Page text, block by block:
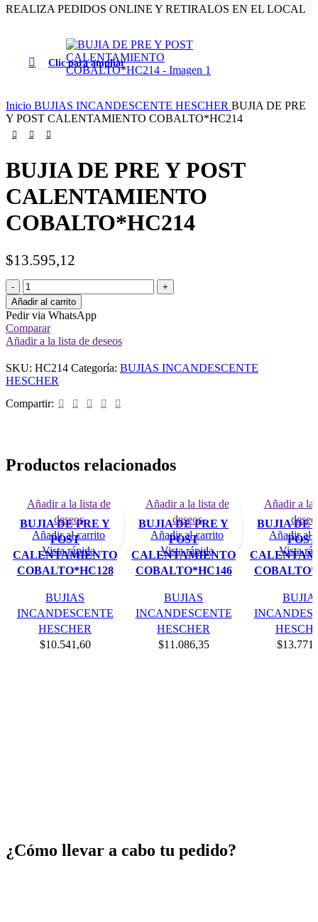
REALIZA PEDIDOS ONLINE Y RETIRALOS EN EL LOCAL
Clic para ampliar
Inicio BUJIAS INCANDESCENTE HESCHER BUJIA DE PRE
Y POST CALENTAMIENTO COBALTO*HC214
BUJIA DE PRE Y POST
CALENTAMIENTO
COBALTO*HC214
$13.595,12
Añadir al carrito
Pedir via WhatsApp
Comparar
Añadir a la lista de deseos
SKU: HC214 Categoría: BUJIAS INCANDESCENTE
HESCHER
Compartir:
Productos relacionados
BUJIA DE PRE Y
POST
CALENTAMIENTO
COBALTO*HC128
BUJIAS
INCANDESCENTE
HESCHER
$10.541,60
Añadir a la lista de
deseos
Añadir al carrito
Vista rápida
BUJIA DE PRE Y
POST
CALENTAMIENTO
COBALTO*HC146
BUJIAS
INCANDESCENTE
HESCHER
$11.086,35
Añadir a la lista de
deseos
Añadir al carrito
Vista rápida
BUJIA DE
POST
$
Añadir a la
Añadir al
Vista
¿Cómo llevar a cabo tu pedido?